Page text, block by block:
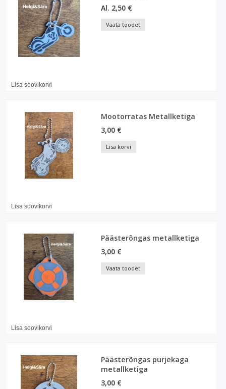
Al. 2,50 €
Vaata toodet
Lisa soovikorvi
Mootorratas Metallketiga
3,00 €
Lisa korvi
Lisa soovikorvi
Päästerõngas metallketiga
3,00 €
Vaata toodet
Lisa soovikorvi
Päästerõngas purjekaga
metallketiga
3,00 €